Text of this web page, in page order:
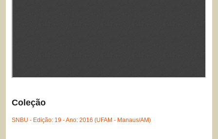
Coleção
SNBU - Edição: 19 - Ano: 2016 (UFAM - Manaus/AM)